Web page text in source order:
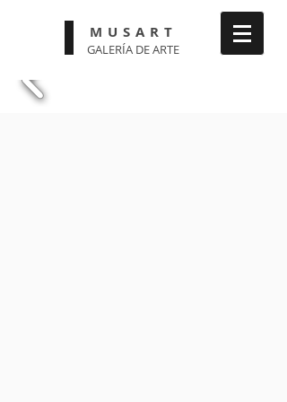
MUSART
GALERÍA DE ARTE